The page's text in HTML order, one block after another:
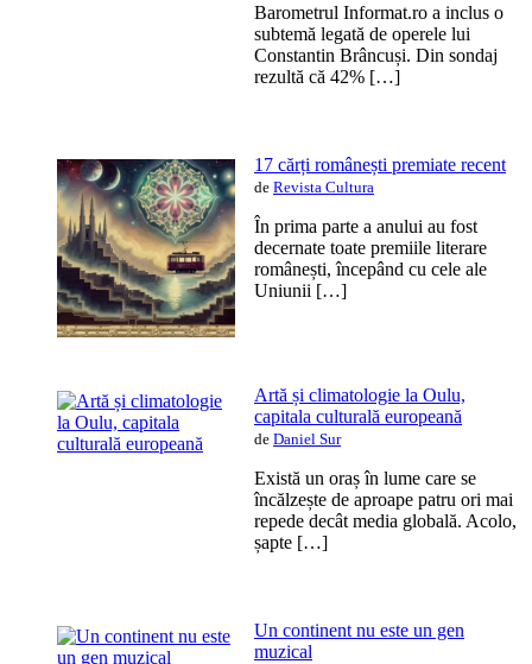
Barometrul Informat.ro a inclus o
subtemă legată de operele lui
Constantin Brâncuși. Din sondaj
rezultă că 42% […]
17 cărți românești premiate recent
de Revista Cultura
În prima parte a anului au fost
decernate toate premiile literare
românești, începând cu cele ale
Uniunii […]
Artă și climatologie la Oulu,
capitala culturală europeană
de Daniel Sur
Există un oraș în lume care se
încălzește de aproape patru ori mai
repede decât media globală. Acolo,
șapte […]
Un continent nu este un gen
muzical